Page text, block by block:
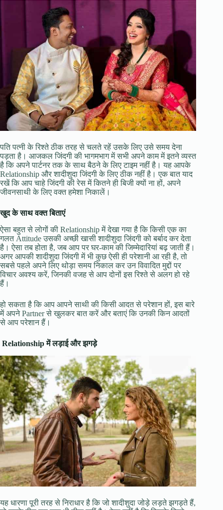
पति पत्नी के रिश्ते ठीक तरह से चलते रहें उसके लिए उसे समय देना
पड़ता है। आजकल जिंदगी की भागमभाग में सभी अपने काम में इतने व्यस्त
है कि अपने पार्टनर तक के साथ बैठने के लिए टाइम नहीं है। यह आपके
Relationship और शादीशुदा जिंदगी के लिए ठीक नहीं है। एक बात याद
रखें कि आप चाहे जिंदगी की रेस में कितने ही बिजी क्यों ना हों, अपने
जीवनसाथी के लिए वक्त हमेशा निकालें।
खुद के साथ वक्त बिताएं
ऐसा बहुत से लोगों की Relationship में देखा गया है कि किसी एक का
गलत Attitude उसकी अच्छी खासी शादीशुदा जिंदगी को बर्बाद कर देता
है। ऐसा तब होता है, जब आप पर घर-काम की जिम्मेदारियां बढ़ जाती हैं।
अगर आपकी शादीशुदा जिंदगी में भी कुछ ऐसी ही परेशानी आ रही है, तो
सबसे पहले अपने लिए थोड़ा समय निकाल कर उन विवादित मुद्दों पर
विचार अवश्य करें, जिनकी वजह से आप दोनों इस रिश्ते से अलग हो रहे
हैं।
हो सकता है कि आप आपने साथी की किसी आदत से परेशान हों, इस बारे
में अपने Partner से खुलकर बात करें और बताएं कि उनकी किन आदतों
से आप परेशान हैं।
Relationship में लड़ाई और झगड़े
यह धारणा पूरी तरह से निराधार है कि जो शादीशुदा जोड़े लड़ते झगड़ते हैं,